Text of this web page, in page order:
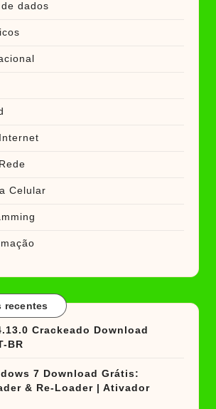
dados
Celular
recentes
Crackeado Download
BR
7 Download Grátis:
& Re-Loader | Ativador